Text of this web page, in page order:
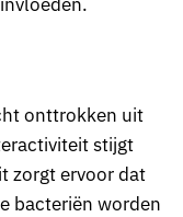
onttrokken uit
stijgt
zorgt ervoor dat
bacteriën worden